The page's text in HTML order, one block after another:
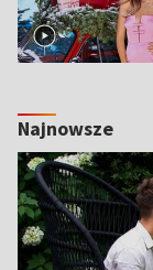
Najnowsze